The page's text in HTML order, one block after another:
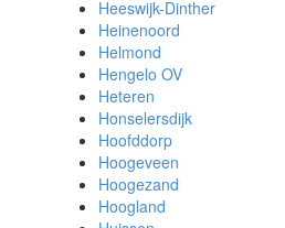
Heeswijk-Dinther
Heinenoord
Helmond
Hengelo OV
Heteren
Honselersdijk
Hoofddorp
Hoogeveen
Hoogezand
Hoogland